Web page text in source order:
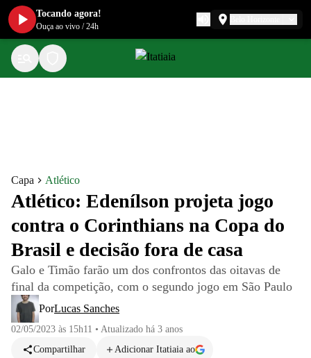
Capa Atlético
Atlético: Edenílson projeta jogo
contra o Corinthians na Copa do
Brasil e decisão fora de casa
Galo e Timão farão um dos confrontos das oitavas de
final da competição, com o segundo jogo em São Paulo
PorLucas Sanches
02/05/2023 às 15h11 • Atualizado há 3 anos
Compartilhar
Adicionar Itatiaia ao
Tocando agora!
Ouça ao vivo /24h